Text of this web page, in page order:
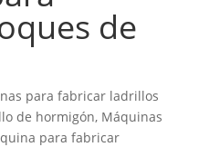
de
para fabricar ladrillos
de hormigón, Máquinas
para fabricar